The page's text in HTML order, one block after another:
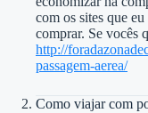
com os sites que
comprar. Se vocês
http://
passagem-aerea/
Como viajar com